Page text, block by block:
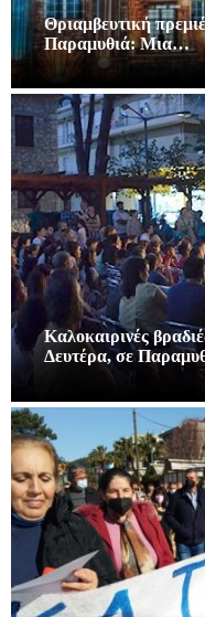
Θριαμβευτική
Παραμυθιά: Μια…
Καλοκαιρινές
Δευτέρα, σε